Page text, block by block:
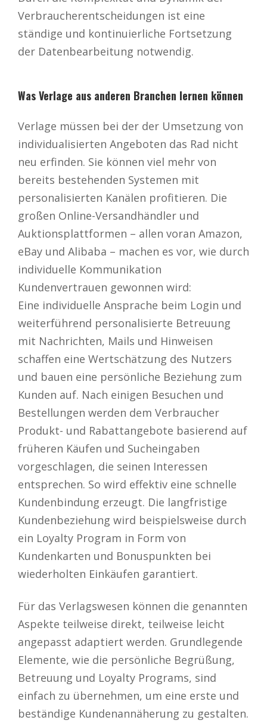
Verbraucherentscheidungen ist eine
ständige und kontinuierliche Fortsetzung
der Datenbearbeitung notwendig.
Was Verlage aus anderen Branchen lernen können
Verlage müssen bei der der Umsetzung von
individualisierten Angeboten das Rad nicht
neu erfinden. Sie können viel mehr von
bereits bestehenden Systemen mit
personalisierten Kanälen profitieren. Die
großen Online-Versandhändler und
Auktionsplattformen – allen voran Amazon,
eBay und Alibaba – machen es vor, wie durch
individuelle Kommunikation
Kundenvertrauen gewonnen wird:
Eine individuelle Ansprache beim Login und
weiterführend personalisierte Betreuung
mit Nachrichten, Mails und Hinweisen
schaffen eine Wertschätzung des Nutzers
und bauen eine persönliche Beziehung zum
Kunden auf. Nach einigen Besuchen und
Bestellungen werden dem Verbraucher
Produkt- und Rabattangebote basierend auf
früheren Käufen und Sucheingaben
vorgeschlagen, die seinen Interessen
entsprechen. So wird effektiv eine schnelle
Kundenbindung erzeugt. Die langfristige
Kundenbeziehung wird beispielsweise durch
ein Loyalty Program in Form von
Kundenkarten und Bonuspunkten bei
wiederholten Einkäufen garantiert.
Für das Verlagswesen können die genannten
Aspekte teilweise direkt, teilweise leicht
angepasst adaptiert werden. Grundlegende
Elemente, wie die persönliche Begrüßung,
Betreuung und Loyalty Programs, sind
einfach zu übernehmen, um eine erste und
beständige Kundenannäherung zu gestalten.